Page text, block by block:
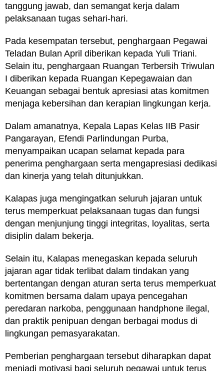
tanggung jawab, dan semangat kerja dalam
pelaksanaan tugas sehari-hari.
Pada kesempatan tersebut, penghargaan Pegawai
Teladan Bulan April diberikan kepada Yuli Triani.
Selain itu, penghargaan Ruangan Terbersih Triwulan
I diberikan kepada Ruangan Kepegawaian dan
Keuangan sebagai bentuk apresiasi atas komitmen
menjaga kebersihan dan kerapian lingkungan kerja.
Dalam amanatnya, Kepala Lapas Kelas IIB Pasir
Pangarayan, Efendi Parlindungan Purba,
menyampaikan ucapan selamat kepada para
penerima penghargaan serta mengapresiasi dedikasi
dan kinerja yang telah ditunjukkan.
Kalapas juga mengingatkan seluruh jajaran untuk
terus memperkuat pelaksanaan tugas dan fungsi
dengan menjunjung tinggi integritas, loyalitas, serta
disiplin dalam bekerja.
Selain itu, Kalapas menegaskan kepada seluruh
jajaran agar tidak terlibat dalam tindakan yang
bertentangan dengan aturan serta terus memperkuat
komitmen bersama dalam upaya pencegahan
peredaran narkoba, penggunaan handphone ilegal,
dan praktik penipuan dengan berbagai modus di
lingkungan pemasyarakatan.
Pemberian penghargaan tersebut diharapkan dapat
menjadi motivasi bagi seluruh pegawai untuk terus